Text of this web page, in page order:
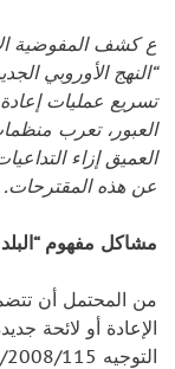
“النهج الأوروبي
تسريع عمليات
العبور، تعرب
العميق إزاء
عن هذه المقترحات.
مشاكل مفهوم “البلد
من المحتمل أن